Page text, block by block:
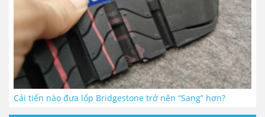
Cải tiến nào đưa lốp Bridgestone trở nên “Sang” hơn?